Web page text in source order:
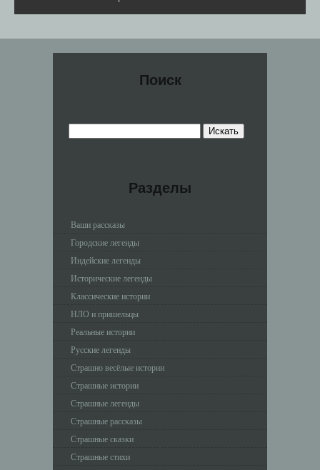
Поиск
Разделы
Ваши рассказы
Городские легенды
Индейские легенды
Исторические легенды
Классические истории
НЛО и пришельцы
Реальные истории
Русские легенды
Страшно весёлые истории
Страшные истории
Страшные легенды
Страшные рассказы
Страшные сказки
Страшные стихи